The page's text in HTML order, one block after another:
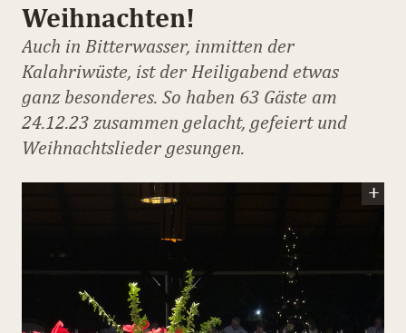
Weihnachten!
Auch in Bitterwasser, inmitten der
Kalahriwüste, ist der Heiligabend etwas
ganz besonderes. So haben 63 Gäste am
24.12.23 zusammen gelacht, gefeiert und
Weihnachtslieder gesungen.